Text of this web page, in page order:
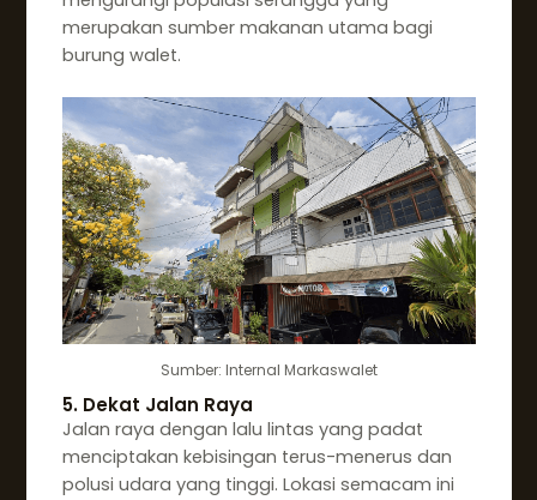
merupakan sumber makanan utama bagi
burung walet.
Sumber: Internal Markaswalet
5. Dekat Jalan Raya
Jalan raya dengan lalu lintas yang padat
menciptakan kebisingan terus-menerus dan
polusi udara yang tinggi. Lokasi semacam ini